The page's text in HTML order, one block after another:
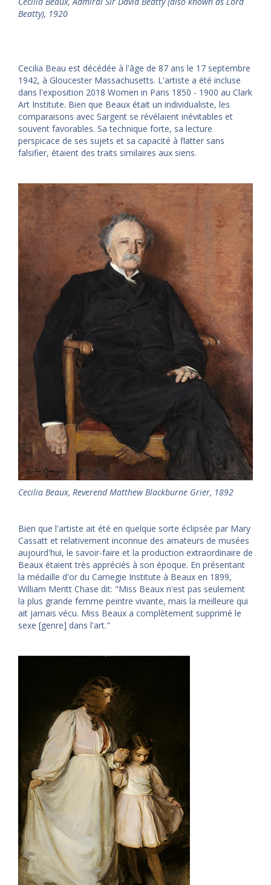
Beatty), 1920
Cecilia Beau est décédée à l'âge de 87 ans le 17 septembre
1942, à Gloucester Massachusetts. L'artiste a été incluse
dans l'exposition 2018 Women in Paris 1850 - 1900 au Clark
Art Institute. Bien que Beaux était un individualiste, les
comparaisons avec Sargent se révélaient inévitables et
souvent favorables. Sa technique forte, sa lecture
perspicace de ses sujets et sa capacité à flatter sans
falsifier, étaient des traits similaires aux siens.
Cecilia Beaux, Reverend Matthew Blackburne Grier, 1892
Bien que l'artiste ait été en quelque sorte éclipsée par Mary
Cassatt et relativement inconnue des amateurs de musées
aujourd'hui, le savoir-faire et la production extraordinaire de
Beaux étaient très appréciés à son époque. En présentant
la médaille d'or du Carnegie Institute à Beaux en 1899,
William Meritt Chase dit: "Miss Beaux n'est pas seulement
la plus grande femme peintre vivante, mais la meilleure qui
ait jamais vécu. Miss Beaux a complètement supprimé le
sexe [genre] dans l'art."